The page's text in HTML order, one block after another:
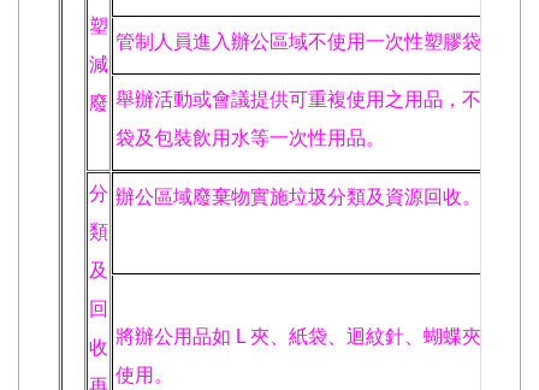
塑
減
廢
管制人員進入辦公區域不使用一次性塑膠袋。
舉辦活動或會議提供可重複使用之用品，不使用
袋及包裝飲用水等一次性用品。
分
類
及
回
收
再
辦公區域廢棄物實施垃圾分類及資源回收。
將辦公用品如 L 夾、紙袋、迴紋針、蝴蝶夾等回
使用。